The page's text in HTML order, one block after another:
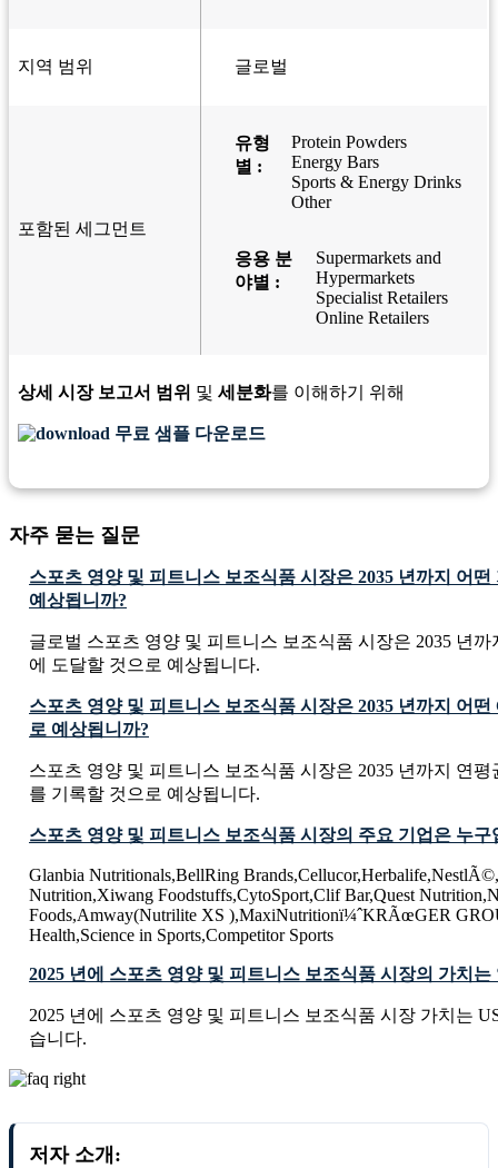
지역 범위 글로벌
포함된 세그먼트
유형
별 :
Protein Powders
Energy Bars
Sports & Energy Drinks
Other
응용 분
야별 :
Supermarkets and
Hypermarkets
Specialist Retailers
Online Retailers
상세 시장 보고서 범위 및 세분화를 이해하기 위해
무료 샘플 다운로드
자주 묻는 질문
스포츠 영양 및 피트니스 보조식품 시장은 2035 년까지 어
예상됩니까?
글로벌 스포츠 영양 및 피트니스 보조식품 시장은 2035 년까
에 도달할 것으로 예상됩니다.
스포츠 영양 및 피트니스 보조식품 시장은 2035 년까지 어
로 예상됩니까?
스포츠 영양 및 피트니스 보조식품 시장은 2035 년까지 연평
를 기록할 것으로 예상됩니다.
스포츠 영양 및 피트니스 보조식품 시장의 주요 기업은 누구
Glanbia Nutritionals,BellRing
Nutrition,Xiwang Foodstuffs,CytoSport,Clif Bar,Quest
Foods,Amway(Nutrilite XS ),MaxiNutritionï¼ˆKRÃœGER
Health,Science in Sports,Competitor Sports
2025 년에 스포츠 영양 및 피트니스 보조식품 시장의 가치는
2025 년에 스포츠 영양 및 피트니스 보조식품 시장 가치는
습니다.
저자 소개: